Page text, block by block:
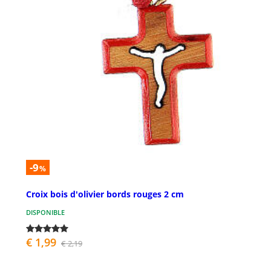
-9%
Croix bois d'olivier bords rouges 2 cm
DISPONIBLE
€ 1,99 € 2,19